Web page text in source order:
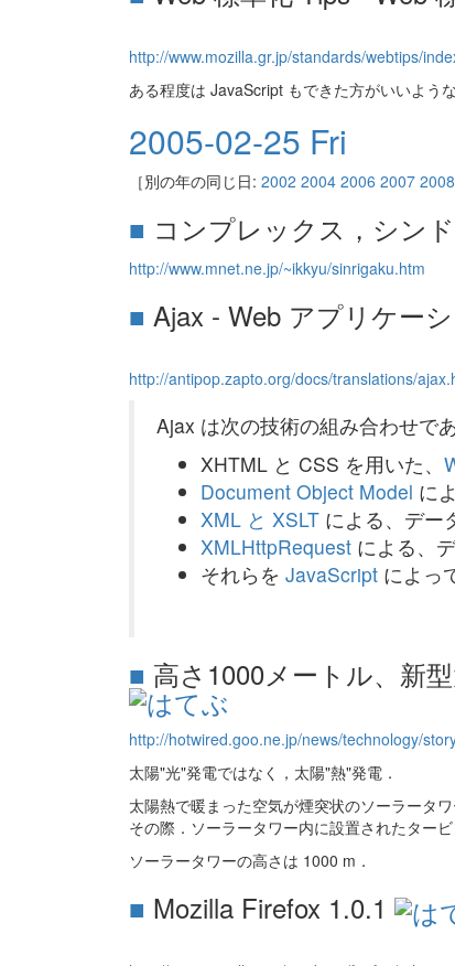
http://www.mozilla.gr.jp/standards/webtips/
ある程度は JavaScript もできた方がいいよう
2005-02-25 Fri
［別の年の同じ日: 2002 2004 2006 2007 2008
■ コンプレックス，シン
http://www.mnet.ne.jp/~ikkyu/sinrigaku.htm
■ Ajax - Web アプリケー
http://antipop.zapto.org/docs/translations/
Ajax は次の技術の組み合わせであ
XHTML と CSS を用いた、
Document Object Model に
XML と XSLT による、デー
XMLHttpRequest による、
それらを JavaScript によっ
■ 高さ1000メートル、新
http://hotwired.goo.ne.jp/news/technology/
太陽"光"発電ではなく，太陽"熱"発電．
太陽熱で暖まった空気が煙突状のソーラータワ
その際．ソーラータワー内に設置されたタービ
ソーラータワーの高さは 1000 m．
■ Mozilla Firefox 1.0.1